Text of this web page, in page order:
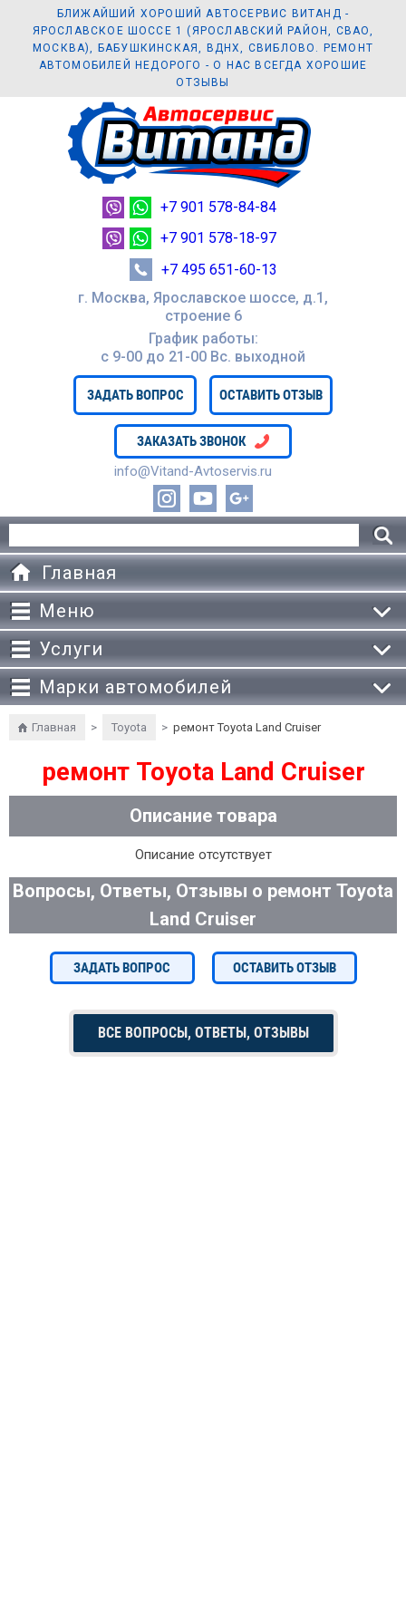
БЛИЖАЙШИЙ ХОРОШИЙ АВТОСЕРВИС ВИТАНД -
ЯРОСЛАВСКОЕ ШОССЕ 1 (ЯРОСЛАВСКИЙ РАЙОН, СВАО,
МОСКВА), БАБУШКИНСКАЯ, ВДНХ, СВИБЛОВО. РЕМОНТ
АВТОМОБИЛЕЙ НЕДОРОГО - О НАС ВСЕГДА ХОРОШИЕ
ОТЗЫВЫ
г. Москва, Ярославское шоссе, д.1,
строение 6
График работы:
с 9-00 до 21-00 Вc. выходной
ЗАДАТЬ ВОПРОС ОСТАВИТЬ ОТЗЫВ
ЗАКАЗАТЬ ЗВОНОК
info@Vitand-Avtoservis.ru
+7 901 578-84-84
+7 901 578-18-97
+7 495 651-60-13
Главная
Меню
Услуги
Марки автомобилей
Главная > Toyota > ремонт Toyota Land Cruiser
ремонт Toyota Land Cruiser
Описание товара
Описание отсутствует
Вопросы, Ответы, Отзывы о ремонт Toyota
Land Cruiser
ЗАДАТЬ ВОПРОС ОСТАВИТЬ ОТЗЫВ
ВСЕ ВОПРОСЫ, ОТВЕТЫ, ОТЗЫВЫ